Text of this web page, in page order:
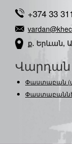
+374 33
ք. Երևան,
Վարդան
Փաստաբան